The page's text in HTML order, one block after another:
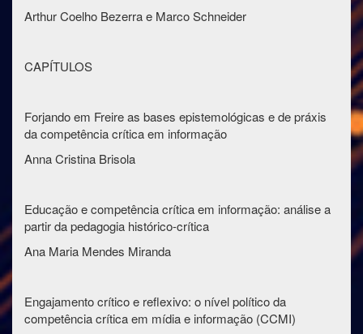
Arthur Coelho Bezerra e Marco Schneider
CAPÍTULOS
Forjando em Freire as bases epistemológicas e de práxis
da competência crítica em informação
Anna Cristina Brisola
Educação e competência crítica em informação: análise a
partir da pedagogia histórico-crítica
Ana Maria Mendes Miranda
Engajamento crítico e reflexivo: o nível político da
competência crítica em mídia e informação (CCMI)